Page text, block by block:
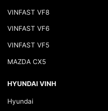
VINFAST VF8
VINFAST VF6
VINFAST VF5
MAZDA CX5
HYUNDAI VINH
Hyundai